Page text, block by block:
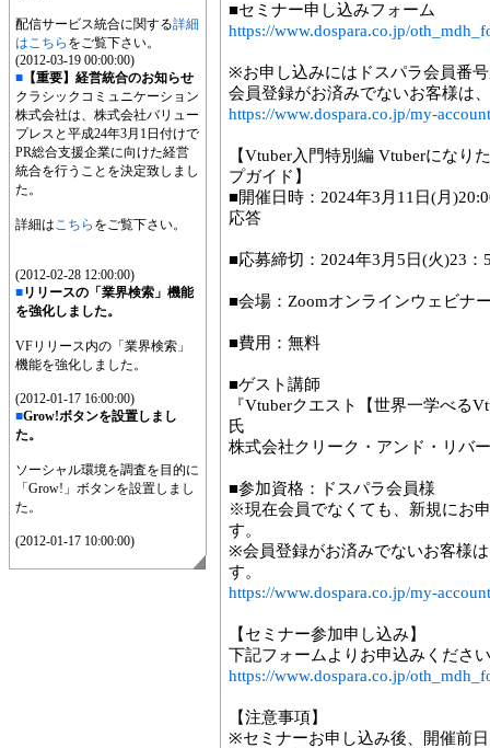
配信サービス統合に関する詳細
はこちら をご覧下さい。
(2012-03-19 00:00:00)
■ 【重要】経営統合のお知らせ
クラシックコミュニケーション
株式会社は、株式会社バリュー
プレスと平成24年3月1日付けで
PR総合支援企業に向けた経営
統合を行うことを決定致しまし
た。
詳細はこちら をご覧下さい。
(2012-02-28 12:00:00)
■リリースの「業界検索」機能
を強化しました。
VFリリース内の「業界検索」
機能を強化しました。
(2012-01-17 16:00:00)
■Grow!ボタンを設置しまし
た。
ソーシャル環境を調査を目的に
「Grow!」ボタンを設置しまし
た。
(2012-01-17 10:00:00)
■セミナー申し込みフォーム
https://www.dospara.co.jp/
※お申し込みにはドスパラ会員番
会員登録がお済みでないお客様は
https://www.dospara.co.jp/my-
【Vtuber入門特別編 Vtuberにな
プガイド】
■開催日時：2024年3月11日(月
応答
■応募締切：2024年3月5日(火)23：
■会場：Zoomオンラインウェビナ
■費用：無料
■ゲスト講師
『Vtuberクエスト【世界一学べ
氏
株式会社クリーク・アンド・リ
■参加資格：ドスパラ会員様
※現在会員でなくても、新規にお
す。
※会員登録がお済みでないお客様
す。
https://www.dospara.co.jp/my-
【セミナー参加申し込み】
下記フォームよりお申込みくださ
https://www.dospara.co.jp/
【注意事項】
※セミナーお申し込み後、開催前